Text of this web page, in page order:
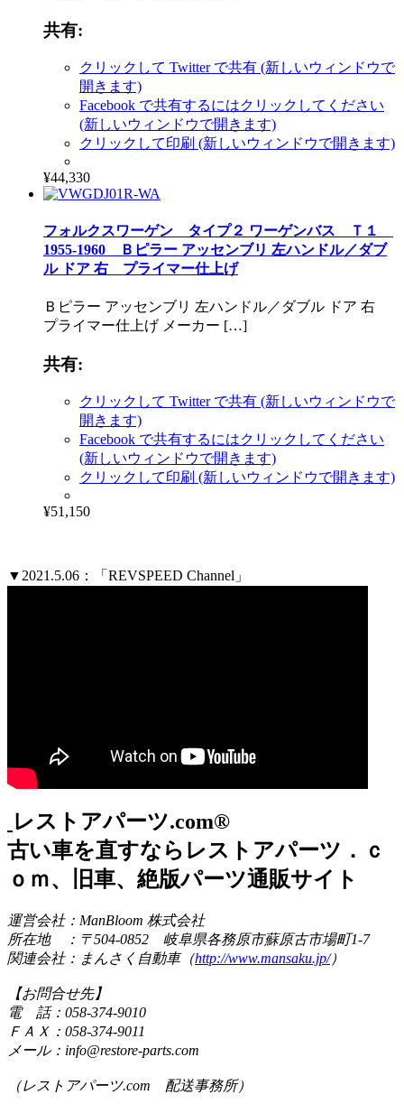
共有:
クリックして Twitter で共有 (新しいウィンドウで
開きます)
Facebook で共有するにはクリックしてください
(新しいウィンドウで開きます)
クリックして印刷 (新しいウィンドウで開きます)
¥44,330
フォルクスワーゲン タイプ２ ワーゲンバス Ｔ１
1955-1960 Ｂピラー アッセンブリ 左ハンドル／ダブ
ル ドア 右 プライマー仕上げ
Ｂピラー アッセンブリ 左ハンドル／ダブル ドア 右
プライマー仕上げ メーカー […]
共有:
クリックして Twitter で共有 (新しいウィンドウで
開きます)
Facebook で共有するにはクリックしてください
(新しいウィンドウで開きます)
クリックして印刷 (新しいウィンドウで開きます)
¥51,150
▼2021.5.06：「REVSPEED Channel」
レストアパーツ.com®
古い車を直すならレストアパーツ．ｃ
ｏｍ、旧車、絶版パーツ通販サイト
運営会社：ManBloom 株式会社
所在地 ：〒504-0852 岐阜県各務原市蘇原古市場町1-7
関連会社：まんさく自動車（http://www.mansaku.jp/）
【お問合せ先】
電 話：058-374-9010
ＦＡＸ：058-374-9011
メール：info@restore-parts.com
（レストアパーツ.com 配送事務所）